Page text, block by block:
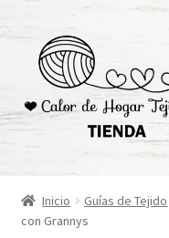
navegación
contenido
Inicio
Carrito
Inicio Guías de Tejido
con Grannys